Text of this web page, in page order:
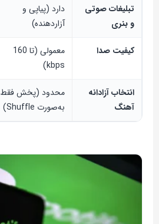
تبلیغات صوتی
و بنری
دارد (پیاپی و
آزاردهنده)
کیفیت صدا
معمولی (تا 160
kbps)
انتخاب آزادانه
آهنگ
محدود (پخش فقط
به‌صورت Shuffle)